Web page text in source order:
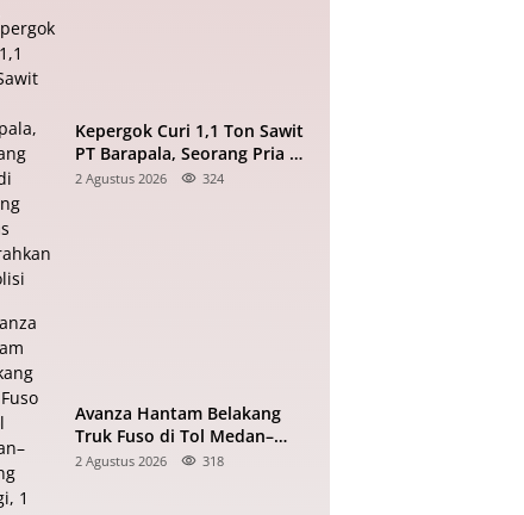
Kepergok Curi 1,1 Ton Sawit
PT Barapala, Seorang Pria di
Padang Lawas Diserahkan ke
2 Agustus 2026 324
Avanza Hantam Belakang
Truk Fuso di Tol Medan–
Tebing Tinggi, 1 Tewas, 7
2 Agustus 2026 318